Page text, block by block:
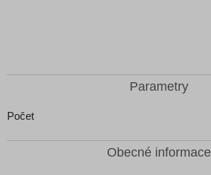
Parametry
Počet
Obecné informace